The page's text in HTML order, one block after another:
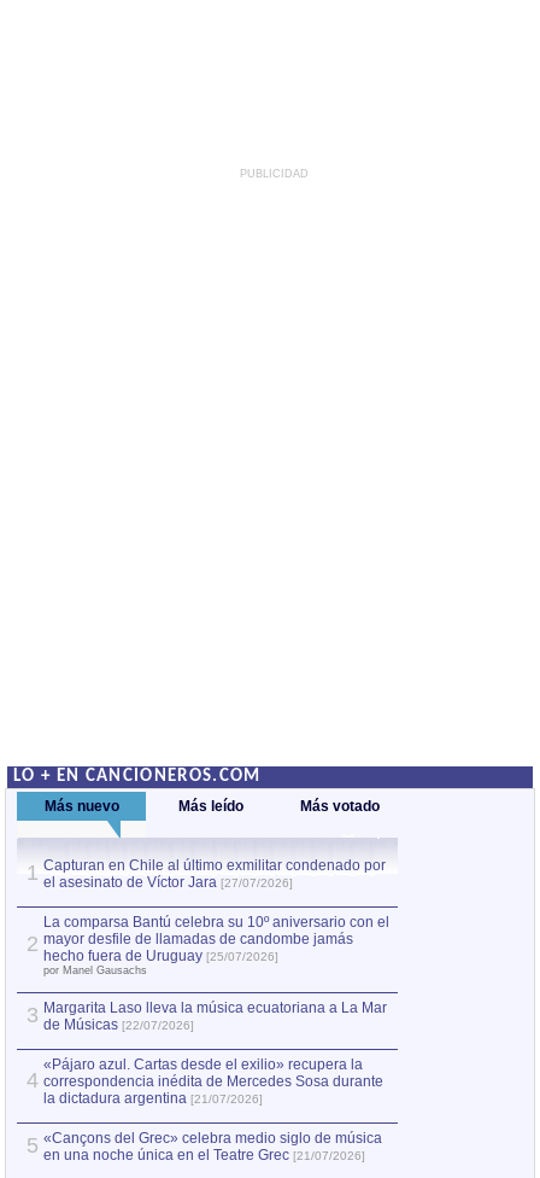
PUBLICIDAD
LO + EN CANCIONEROS.COM
Más nuevo Más leído Más votado
1 Capturan en Chile al último exmilitar condenado por
el asesinato de Víctor Jara [27/07/2026]
2
La comparsa Bantú celebra su 10º aniversario con el
mayor desfile de llamadas de candombe jamás
hecho fuera de Uruguay [25/07/2026]
por Manel Gausachs
3 Margarita Laso lleva la música ecuatoriana a La Mar
de Músicas [22/07/2026]
4
«Pájaro azul. Cartas desde el exilio» recupera la
correspondencia inédita de Mercedes Sosa durante
la dictadura argentina [21/07/2026]
5 «Cançons del Grec» celebra medio siglo de música
en una noche única en el Teatre Grec [21/07/2026]